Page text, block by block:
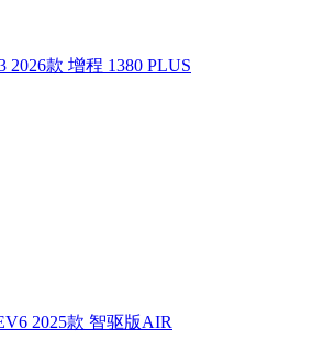
2026款 增程 1380 PLUS
2025款 智驱版AIR